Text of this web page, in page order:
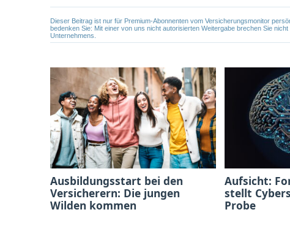
Dieser Beitrag ist nur für Premium-Abonnenten vom Versicherungsmonitor
bedenken Sie: Mit einer von uns nicht autorisierten Weitergabe brechen Sie
Unternehmens.
Ausbildungsstart bei den
Versicherern: Die jungen
Wilden kommen
Aufsicht:
stellt
Probe